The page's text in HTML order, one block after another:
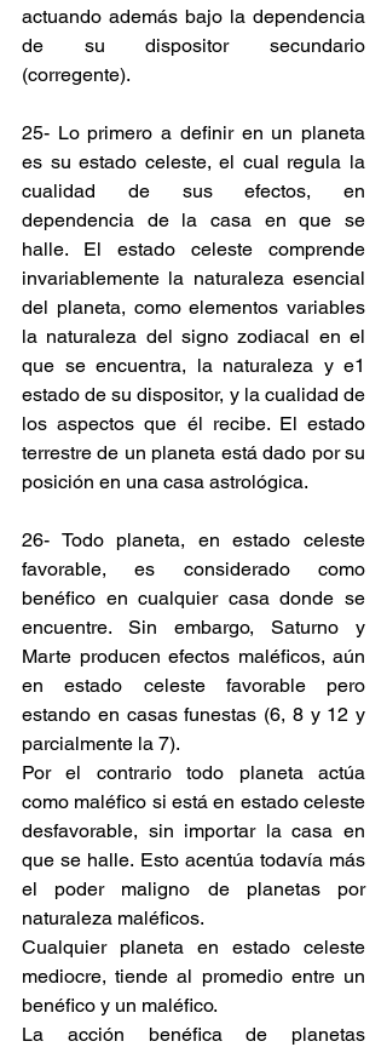
actuando además bajo la dependencia
de su dispositor secundario
(corregente).
25- Lo primero a definir en un planeta
es su estado celeste, el cual regula la
cualidad de sus efectos, en
dependencia de la casa en que se
halle. El estado celeste comprende
invariablemente la naturaleza esencial
del planeta, como elementos variables
la naturaleza del signo zodiacal en el
que se encuentra, la naturaleza y e1
estado de su dispositor, y la cualidad de
los aspectos que él recibe. El estado
terrestre de un planeta está dado por su
posición en una casa astrológica.
26- Todo planeta, en estado celeste
favorable, es considerado como
benéfico en cualquier casa donde se
encuentre. Sin embargo, Saturno y
Marte producen efectos maléficos, aún
en estado celeste favorable pero
estando en casas funestas (6, 8 y 12 y
parcialmente la 7).
Por el contrario todo planeta actúa
como maléfico si está en estado celeste
desfavorable, sin importar la casa en
que se halle. Esto acentúa todavía más
el poder maligno de planetas por
naturaleza maléficos.
Cualquier planeta en estado celeste
mediocre, tiende al promedio entre un
benéfico y un maléfico.
La acción benéfica de planetas